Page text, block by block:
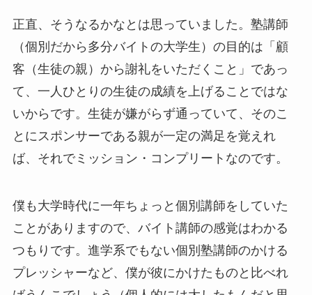
正直、そうなるかなとは思っていました。塾講師
（個別だから多分バイトの大学生）の目的は「顧
客（生徒の親）から謝礼をいただくこと」であっ
て、一人ひとりの生徒の成績を上げることではな
いからです。生徒が嫌がらず通っていて、そのこ
とにスポンサーである親が一定の満足を覚えれ
ば、それでミッション・コンプリートなのです。
僕も大学時代に一年ちょっと個別講師をしていた
ことがありますので、バイト講師の感覚はわかる
つもりです。進学系でもない個別塾講師のかける
プレッシャーなど、僕が彼にかけたものと比べれ